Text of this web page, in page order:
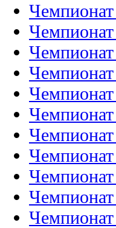
Чемпионат
Чемпионат